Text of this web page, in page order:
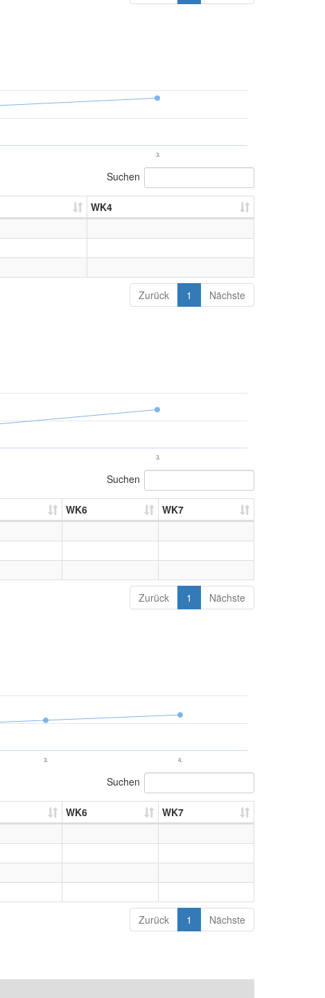
3.
Suchen
WK4
Zurück 1 Nächste
3.
Suchen
WK6 WK7
Zurück 1 Nächste
3. 4.
Suchen
WK6 WK7
Zurück 1 Nächste